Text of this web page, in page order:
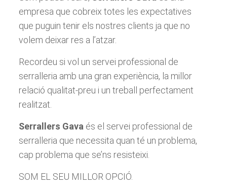
empresa que cobreix totes les expectatives
que puguin tenir els nostres clients ja que no
volem deixar res a l’atzar.
Recordeu si vol un servei professional de
serralleria amb una gran experiència, la millor
relació qualitat-preu i un treball perfectament
realitzat.
Serrallers Gava és el servei professional de
serralleria que necessita quan té un problema,
cap problema que se’ns resisteixi.
SOM EL SEU MILLOR OPCIÓ.